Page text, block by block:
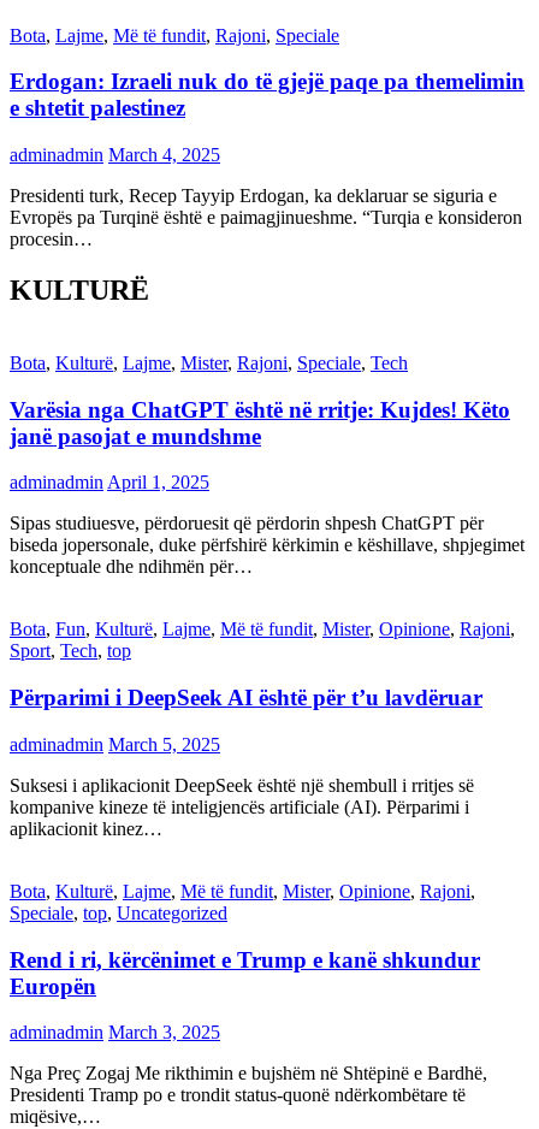
Bota, Lajme, Më të fundit, Rajoni, Speciale
Erdogan: Izraeli nuk do të gjejë paqe pa themelimin
e shtetit palestinez
adminadmin March 4, 2025
Presidenti turk, Recep Tayyip Erdogan, ka deklaruar se siguria e
Evropës pa Turqinë është e paimagjinueshme. “Turqia e konsideron
procesin…
KULTURË
Bota, Kulturë, Lajme, Mister, Rajoni, Speciale, Tech
Varësia nga ChatGPT është në rritje: Kujdes! Këto
janë pasojat e mundshme
adminadmin April 1, 2025
Sipas studiuesve, përdoruesit që përdorin shpesh ChatGPT për
biseda jopersonale, duke përfshirë kërkimin e këshillave, shpjegimet
konceptuale dhe ndihmën për…
Bota, Fun, Kulturë, Lajme, Më të fundit, Mister, Opinione, Rajoni,
Sport, Tech, top
Përparimi i DeepSeek AI është për t’u lavdëruar
adminadmin March 5, 2025
Suksesi i aplikacionit DeepSeek është një shembull i rritjes së
kompanive kineze të inteligjencës artificiale (AI). Përparimi i
aplikacionit kinez…
Bota, Kulturë, Lajme, Më të fundit, Mister, Opinione, Rajoni,
Speciale, top, Uncategorized
Rend i ri, kërcënimet e Trump e kanë shkundur
Europën
adminadmin March 3, 2025
Nga Preç Zogaj Me rikthimin e bujshëm në Shtëpinë e Bardhë,
Presidenti Tramp po e trondit status-quonë ndërkombëtare të
miqësive,…